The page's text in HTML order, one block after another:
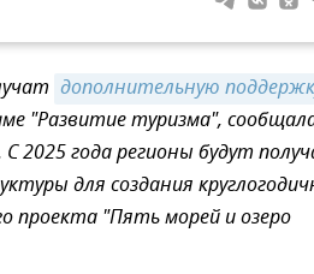
дополнительную
"Развитие туризма",
2025 года регионы будут
для создания
проекта "Пять морей и озеро